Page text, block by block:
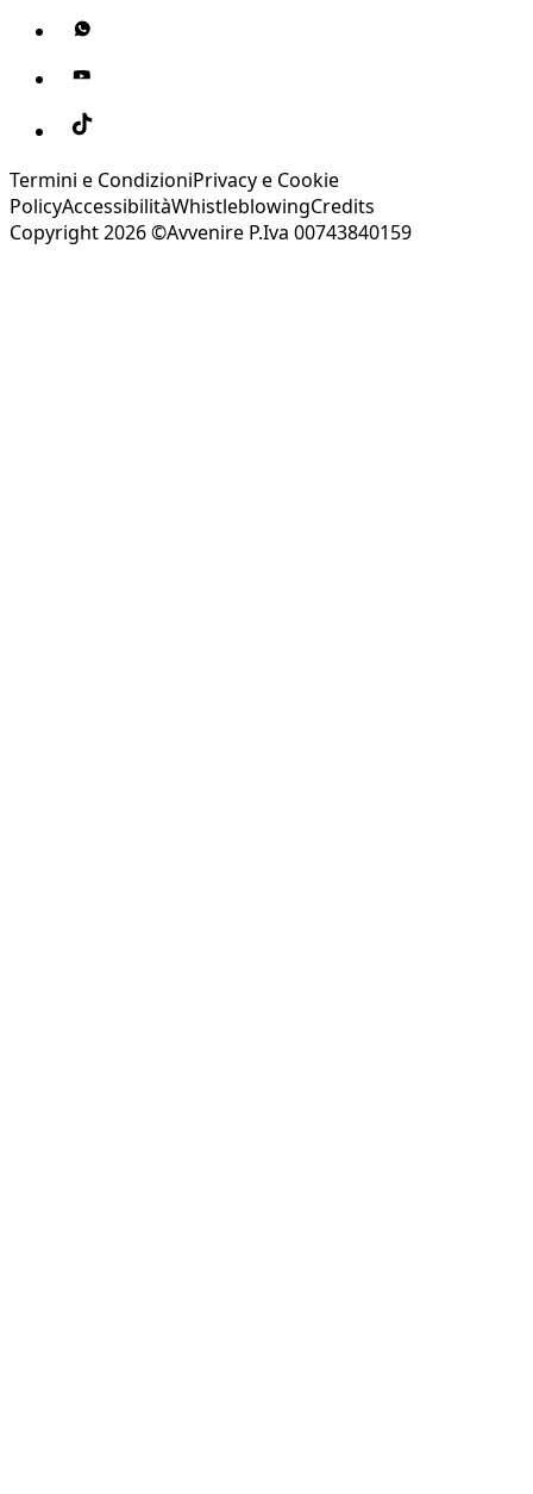
Termini e CondizioniPrivacy e Cookie
PolicyAccessibilitàWhistleblowingCredits
Copyright 2026 ©Avvenire P.Iva 00743840159